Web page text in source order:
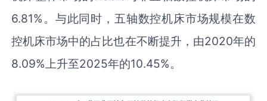
6.81%。与此同时，五轴数控机床市场规模在数
控机床市场中的占比也在不断提升，由2020年的
8.09%上升至2025年的10.45%。